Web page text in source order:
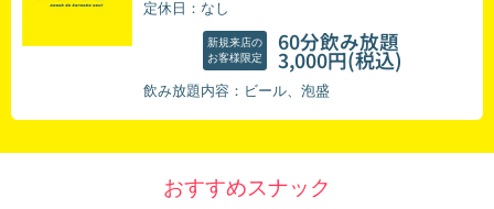
定休日：なし
新規来店の
お客様限定
60分飲み放題
3,000円(税込)
飲み放題内容：ビール、泡盛
おすすめスナック